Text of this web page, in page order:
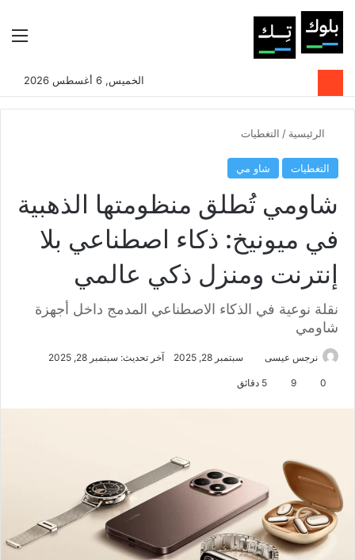
بحثالوضع
الخميس, 6 أغسطس 2026
الرئيسية / التغطيات
التغطيات شاو مي
شاومي تُطلق منظومتها الذهبية
في ميونيخ: ذكاء اصطناعي بلا
إنترنت ومنزل ذكي عالمي
نقلة نوعية في الذكاء الاصطناعي المدمج داخل أجهزة
شاومي
نرجس عيسى سبتمبر 28, 2025 آخر تحديث: سبتمبر 28, 2025
0
9